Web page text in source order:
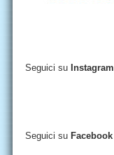
Seguici su Instagram
Seguici su Facebook